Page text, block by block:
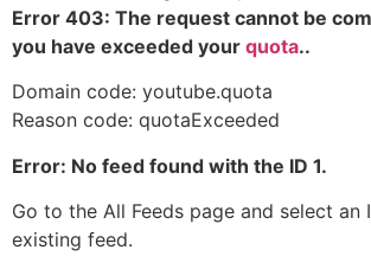
Error 403: The request cannot be
you have exceeded your quota..
Domain code: youtube.quota
Reason code: quotaExceeded
Error: No feed found with the ID 1.
Go to the All Feeds page and select an
existing feed.